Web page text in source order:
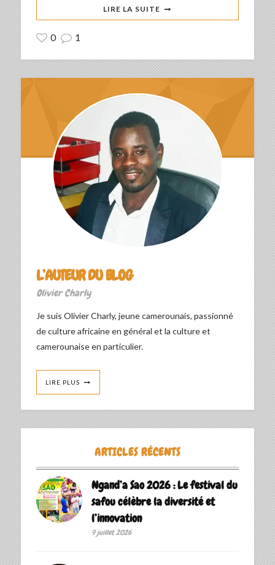
LIRE LA SUITE
0 1
L’AUTEUR DU BLOG
Olivier Charly
Je suis Olivier Charly, jeune camerounais, passionné
de culture africaine en général et la culture et
camerounaise en particulier.
LIRE PLUS
ARTICLES RÉCENTS
Ngand’a Sao 2026 : Le festival du
safou célèbre la diversité et
l’innovation
9 juillet 2026